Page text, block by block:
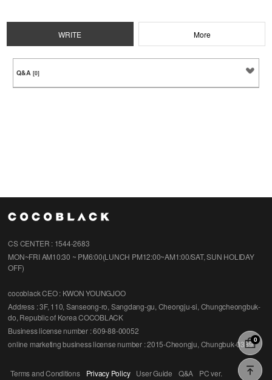
0
WRITE More
Q&A [0]
CS CENTER : 1544-2683
MON~FRI AM10:30 ~ PM6:00(LUNCH PM12:00~AM1:00/SAT, SUN HOLIDAY
OFF)
cocoblackCEO : KWON YOUNGJOO
Address : 3F, 110, Sanseong-ro, Sangdang-gu, Cheongju-si, Chungcheongbuk-
do, Republic of Korea COCOBLACK
Business license number : 609-88-00052
online marketing business license number : 2015-Cheongju, Chungbuk-0389
Terms and Conditions Privacy Policy User Guide Q&A PC ver.